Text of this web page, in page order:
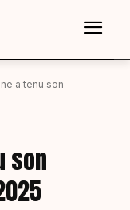
a tenu son
son